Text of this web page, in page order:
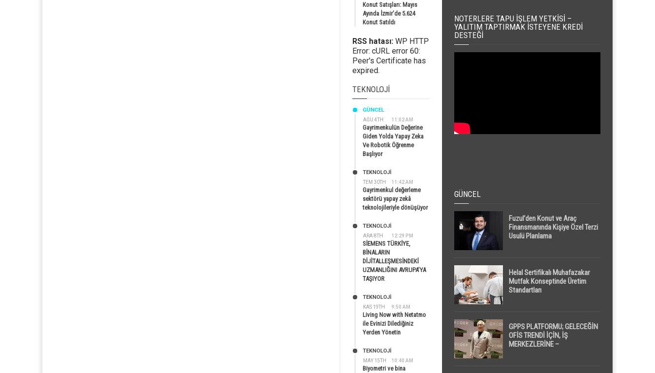
Konut Satışları: Mayıs
Ayında İzmir’de 5.624
Konut Satıldı
RSS hatası: WP HTTP
Error: cURL error 60:
Peer's Certificate has
expired.
TEKNOLOJI
AĞU 4TH 11:02 AM
GÜNCEL
Gayrimenkulün Değerine
Giden Yolda Yapay Zeka
Ve Robotik Öğrenme
Başlıyor
TEM 30TH 11:42 AM
TEKNOLOJİ
Gayrimenkul değerleme
sektörü yapay zekâ
teknolojileriyle dönüşüyor
ARA 8TH 12:29 PM
TEKNOLOJİ
SİEMENS TÜRKİYE,
BİNALARIN
DİJİTALLEŞMESİNDEKİ
UZMANLIĞINI AVRUPA’YA
TAŞIYOR
KAS 19TH 9:50 AM
TEKNOLOJİ
Living Now with Netatmo
ile Evinizi Dilediğiniz
Yerden Yönetin
MAY 15TH 10:40 AM
TEKNOLOJİ
Biyometri ve bina
NOTERLERE TAPU İŞLEM YETKISI –
YALITIM TAPTIRMAK İSTEYENE KREDI
DESTEĞI
GÜNCEL
Fuzul’den Konut ve Araç
Finansmanında Kişiye Özel Terzi
Usulü Planlama
Helal Sertifikalı Muhafazakar
Mutfak Konseptinde Üretim
Standartları
GPPS PLATFORMU; GELECEĞİN
OFİS TRENDİ İÇİN, İŞ
MERKEZLERİNE –